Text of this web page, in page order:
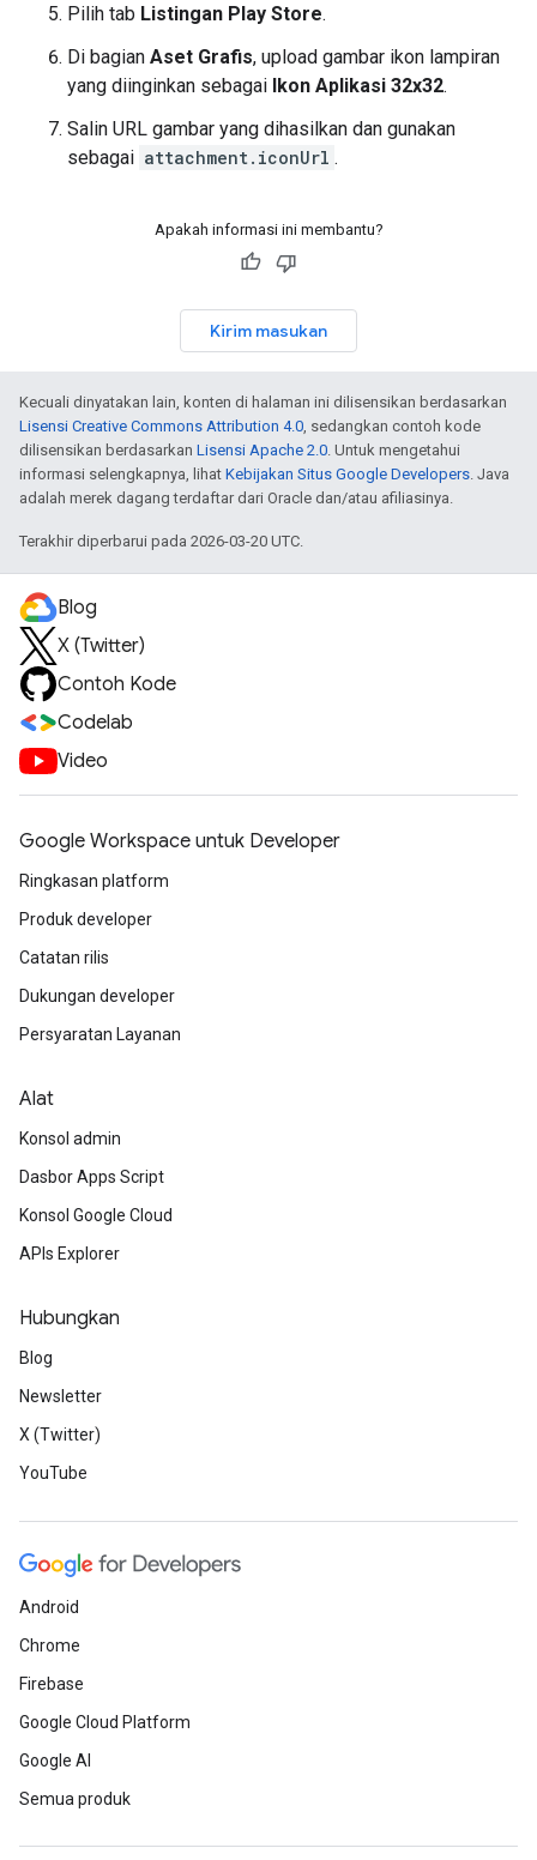
Pilih tab Listingan Play Store.
Di bagian Aset Grafis, upload gambar ikon lampiran
yang diinginkan sebagai Ikon Aplikasi 32x32.
Salin URL gambar yang dihasilkan dan gunakan
sebagai attachment.iconUrl .
Apakah informasi ini membantu?
Kirim masukan
Kecuali dinyatakan lain, konten di halaman ini dilisensikan berdasarkan
Lisensi Creative Commons Attribution 4.0, sedangkan contoh kode
dilisensikan berdasarkan Lisensi Apache 2.0. Untuk mengetahui
informasi selengkapnya, lihat Kebijakan Situs Google Developers. Java
adalah merek dagang terdaftar dari Oracle dan/atau afiliasinya.
Terakhir diperbarui pada 2026-03-20 UTC.
Blog
X (Twitter)
Contoh Kode
Codelab
Video
Google Workspace untuk Developer
Ringkasan platform
Produk developer
Catatan rilis
Dukungan developer
Persyaratan Layanan
Alat
Konsol admin
Dasbor Apps Script
Konsol Google Cloud
APIs Explorer
Hubungkan
Blog
Newsletter
X (Twitter)
YouTube
Android
Chrome
Firebase
Google Cloud Platform
Google AI
Semua produk